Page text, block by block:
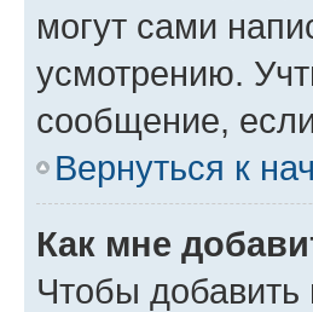
могут сами
усмотрению.
сообщение,
Вернуться к
Как мне
Чтобы